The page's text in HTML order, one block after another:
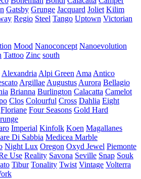
Gatsby Grunge Jacquard Joliet Kilim
Regio Steel Tango Uptown Victorian
Mood Nanoconcept Nanoevolution
Tattoo Zinc south
Alexandria Alpi Green Ama Antico
Argillae Augustus Aurora Bellagio
Brianna Burlington Calacatta Camelot
Clos Colourful Cross Dahlia Eight
Floriane Four Seasons Gold Hard
Imperial Kinfolk Koen Magallanes
Di Sabbia Medicea Marble
Night Lux Oregon Oxyd Jewel Piemonte
Use Reality Savona Seville Snap Souk
Tibur Tonality Twist Vintage Volterra